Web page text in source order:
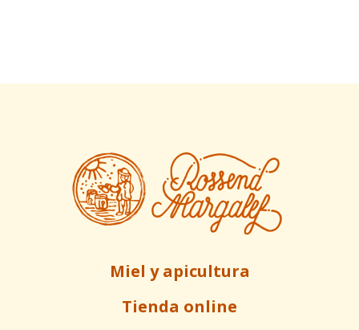
Miel y apicultura
Tienda online